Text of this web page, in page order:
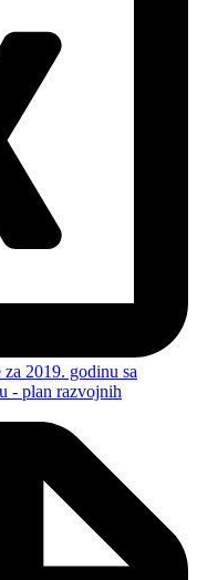
2019. godinu sa
- plan razvojnih